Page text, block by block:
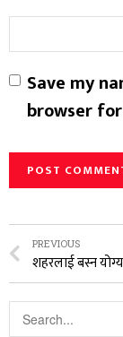
Save my
browser
PREVIOUS